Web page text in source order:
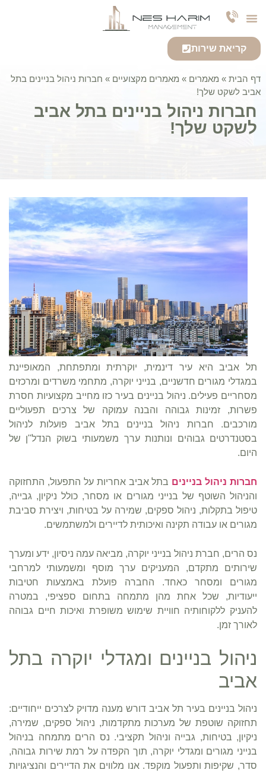
קריאת שירות
דף הבית» מאמרים » מאמרים מקצועיים » חברות ניהול בניינים בתל
אביב לשקט שלך!
חברות ניהול בניינים בתל אביב
לשקט שלך!
תל אביב היא עיר דינמית, יוקרתית ומתפתחת, המאופיינת
במגדלי מגורים חדשניים, בנייני יוקרה, מתחמי משרדים ומרכזים
מסחריים פעילים. ניהול בניינים בעיר כזו מחייב מקצועיות חסרת
פשרות, זמינות גבוהה והבנה עמוקה של צרכים תפעוליים
מורכבים. חברות ניהול בניינים בתל אביב פועלות לניהול
בסטנדרטים גבוהים ונותנות ערך משמעותי בשוק הנדל"ן של
היום.
חברות ניהול בניינים בתל אביב אחריות על התפעול, התחזוקה
והניהול השוטף של בנייני מגורים או מסחר, כולל ניקיון, גבייה,
טיפול בתקלות, ניהול ספקים, שמירה על בטיחות, ויצירת סביבת
מגורים או עבודה תקינה ואיכותית לדיירים ולמשתמשים.
נס הרים, חברת ניהול בנייני יוקרה, מביאה עמה ניסיון, ידע ומערך
שירותים מתקדם, המעניקים ערך מוסף ומשמעותי למרחבי
מגורים ומסחר כאחד. החברה פועלת באמצעות חטיבות
ייעודיות, שכל אחת מהן מתמחה בתחום ספציפי, במטרה
להעניק ללקוחותיה חוויית שימוש משופרת ואיכות חיים גבוהה
לאורך זמן.
ניהול בניינים ומגדלי יוקרה בתל
אביב
ניהול בניינים בעיר תל אביב דורש מענה מדויק לצרכים ייחודיים:
תחזוקה שוטפת של מערכות מתקדמות, ניהול ספקים, שמירה,
ניקיון, בטיחות, גבייה וניהול תקציבי. נס הרים מתמחה בניהול
בנייני מגורים ומגדלי יוקרה, תוך הקפדה על רמת שירות גבוהה,
סדר, שקיפות ותפעול מוקפד. אנו מלווים את הדיירים והנציגויות